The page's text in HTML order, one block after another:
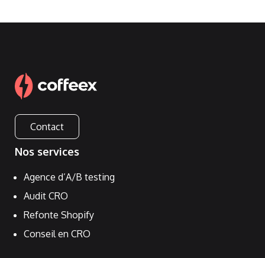
Contact
Nos services
Agence d’A/B testing
Audit CRO
Refonte Shopify
Conseil en CRO